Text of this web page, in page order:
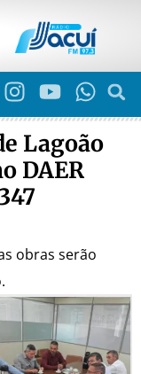
Lagoão
DAER
obras serão